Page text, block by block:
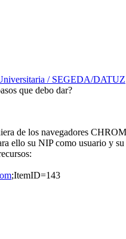
/ SEGEDA/DATUZ
que debo dar?
de los navegadores
ello su NIP como usuario y
;ItemID=143